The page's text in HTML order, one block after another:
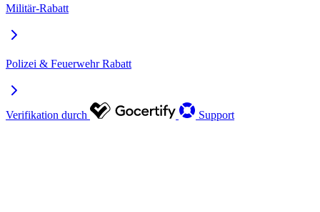
Militär-Rabatt
Polizei & Feuerwehr Rabatt
Verifikation durch Support